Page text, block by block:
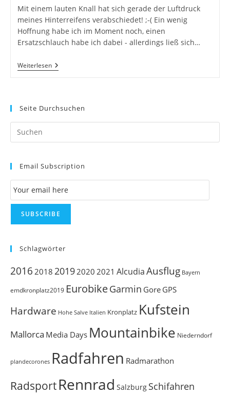
Mit einem lauten Knall hat sich gerade der Luftdruck
meines Hinterreifens verabschiedet! ;-( Ein wenig
Hoffnung habe ich im Moment noch, einen
Ersatzschlauch habe ich dabei - allerdings ließ sich…
WeiterlesenEs
Könnte
Heutigen
Sein!
Seite Durchsuchen
Email Subscription
Email Subscription
SUBSCRIBE
Schlagwörter
2016 2018 20192020 2021 AlcudiaAusflug Bayern
emdkronplatz2019 EurobikeGarmin Gore GPS
Hardware Hohe Salve Italien Kronplatz Kufstein
Mallorca Media Days Mountainbike Niederndorf
plandecorones Radfahren Radmarathon
RadsportRennrad Salzburg Schifahren